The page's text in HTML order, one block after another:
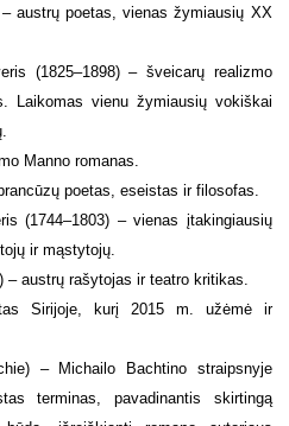
– austrų poetas, vienas žymiausių XX
(1825–1898) – šveicarų realizmo
Laikomas vienu žymiausių vokiškai
Manno romanas.
poetas, eseistas ir filosofas.
(1744–1803) – vienas įtakingiausių
ir mąstytojų.
– austrų rašytojas ir teatro kritikas.
Sirijoje, kurį 2015 m. užėmė ir
– Michailo Bachtino straipsnyje
terminas, pavadinantis skirtingą